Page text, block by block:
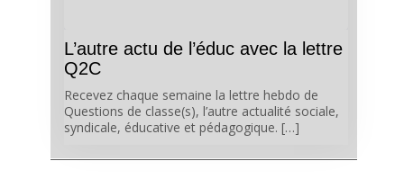
L’autre actu de l’éduc avec la lettre
Q2C
Recevez chaque semaine la lettre hebdo de
Questions de classe(s), l’autre actualité sociale,
syndicale, éducative et pédagogique. […]